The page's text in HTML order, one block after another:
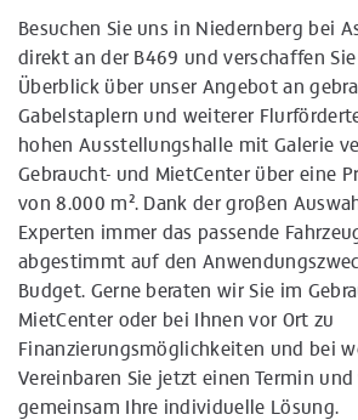
Akzeptieren
Besuchen Sie uns in Niedernberg bei
direkt an der B469 und verschaffen
Überblick über unser Angebot an
Gabelstaplern und weiterer
hohen Ausstellungshalle mit Galerie
Gebraucht- und MietCenter über eine
von 8.000 m². Dank der großen
Experten immer das passende
abgestimmt auf den
Budget. Gerne beraten wir Sie im
MietCenter oder bei Ihnen vor Ort zu
Finanzierungsmöglichkeiten und bei
Vereinbaren Sie jetzt einen Termin
gemeinsam Ihre individuelle Lösung.